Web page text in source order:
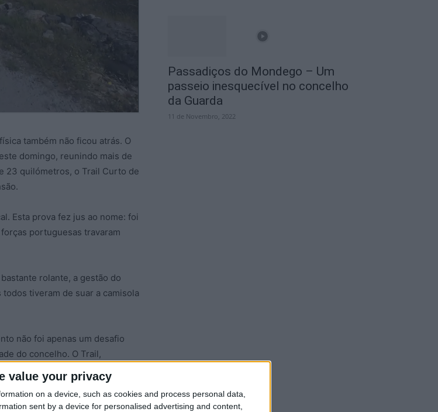
value your privacy
on a device, such as cookies and process personal data,
sent by a device for personalised advertising and content,
também não ficou atrás. O
domingo, reunindo mais de
23 quilómetros, o Trail Curto de
Esta prova fez jus ao nome: foi
portuguesas travaram
rolante, a gestão do
tiveram de suar a camisola
não foi apenas um desafio
do concelho. O Trail,
Município, integrou-se
reforçando o espírito
Passadiços do Mondego – Um
passeio inesquecível no concelho
da Guarda
11 de Novembro, 2022